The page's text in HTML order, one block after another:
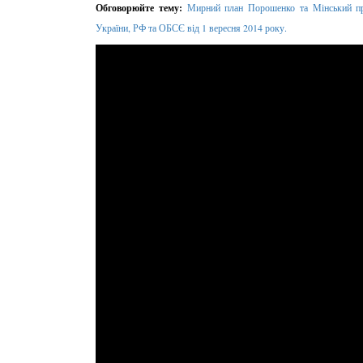
Обговорюйте тему: Мирний план Порошенко та Мінський
України, РФ та ОБСЄ від 1 вересня 2014 року.